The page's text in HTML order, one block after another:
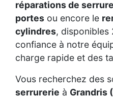
réparations de
portes ou encore le
cylindres, disponibles
confiance à notre
charge rapide et des
Vous recherchez des
serrurerie à Grandris